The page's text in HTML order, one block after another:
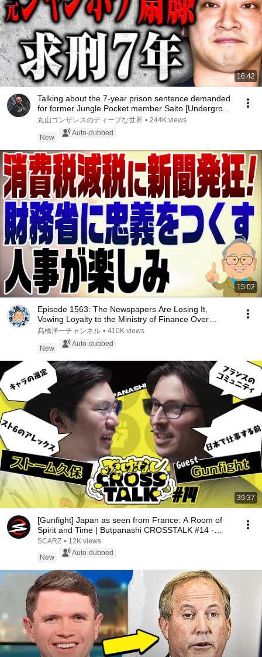
16:42
Talking about the 7-year prison sentence demanded
for former Jungle Pocket member Saito [Undergro...
丸山ゴンザレスのディープな世界 • 244K views
New
Auto-dubbed
15:02
Episode 1563: The Newspapers Are Losing It,
Vowing Loyalty to the Ministry of Finance Over
Consum...
髙橋洋一チャンネル • 410K views
New
Auto-dubbed
39:37
[Gunfight] Japan as seen from France: A Room of
Spirit and Time | Butpanashi CROSSTALK #14 -
Supp...
SCARZ • 12K views
New
Auto-dubbed